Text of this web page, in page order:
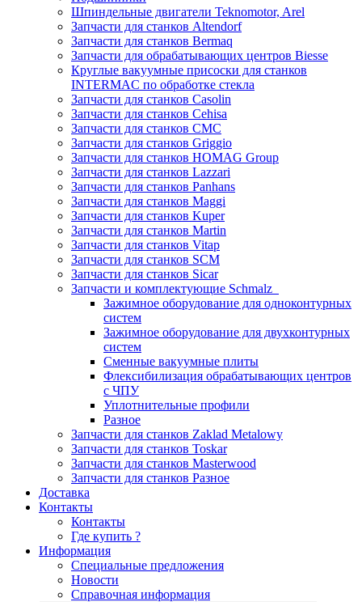
Шпиндельные двигатели Teknomotor, Arel
Запчасти для станков Altendorf
Запчасти для станков Bermaq
Запчасти для обрабатывающих центров Biesse
Круглые вакуумные присоски для станков
INTERMAC по обработке стекла
Запчасти для станков Casolin
Запчасти для станков Cehisa
Запчасти для станков CMC
Запчасти для станков Griggio
Запчасти для станков HOMAG Group
Запчасти для станков Lazzari
Запчасти для станков Panhans
Запчасти для станков Maggi
Запчасти для станков Kuper
Запчасти для станков Martin
Запчасти для станков Vitap
Запчасти для станков SCM
Запчасти для станков Sicar
Запчасти и комплектующие Schmalz
Зажимное оборудование для одноконтурных
систем
Зажимное оборудование для двухконтурных
систем
Сменные вакуумные плиты
Флексибилизация обрабатывающих центров
с ЧПУ
Уплотнительные профили
Разное
Запчасти для станков Zaklad Metalowy
Запчасти для станков Toskar
Запчасти для станков Masterwood
Запчасти для станков Разное
Доставка
Контакты
Контакты
Где купить ?
Информация
Специальные предложения
Новости
Справочная информация